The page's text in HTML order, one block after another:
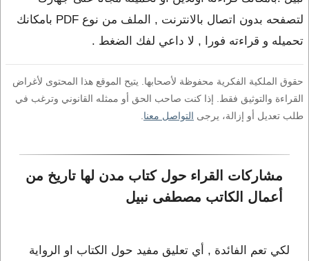
لتصفحه بدون اتصال بالانترنت , الملف من نوع PDF بامكانك
تحميله و قراءته فورا , لا داعي لفك الضغط .
حقوق الملكية الفكرية محفوظة لأصحابها. يتيح الموقع هذا المحتوى لأغراض
القراءة والتوثيق فقط. إذا كنت صاحب الحق أو ممثله القانوني وترغب في
طلب تعديل أو إزالة، يرجى التواصل معنا
مشاركات القراء حول كتاب مدن لها تاريخ من
أعمال الكاتب مصطفى نبيل
لكي تعم الفائدة , أي تعليق مفيد حول الكتاب او الرواية